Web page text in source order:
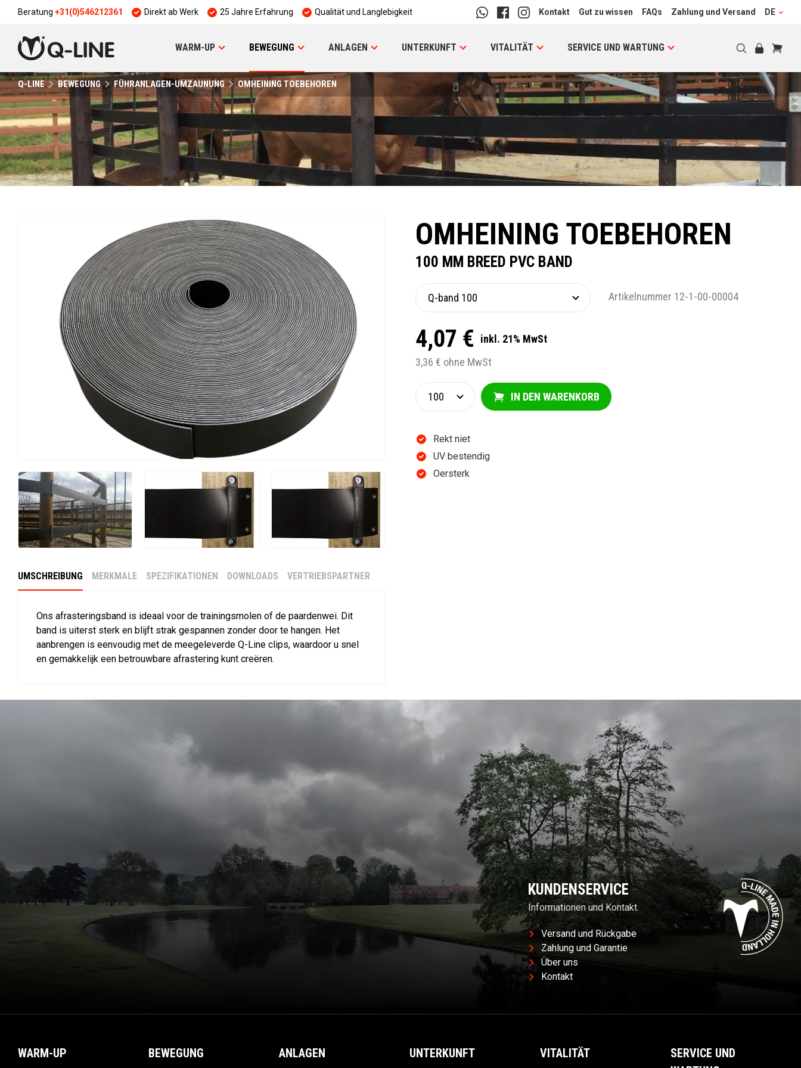
Beratung +31(0)546212361 Direkt ab Werk 25 Jahre Erfahrung Qualität und Langlebigkeit Kontakt Gut zu wissen FAQs Zahlung und Versand DE
WARM-UP BEWEGUNG ANLAGEN UNTERKUNFT VITALITÄT SERVICE UND WARTUNG
Q-LINE BEWEGUNG FÜHRANLAGEN-UMZAUNUNG OMHEINING TOEBEHOREN
OMHEINING TOEBEHOREN
100 MM BREED PVC BAND
Artikelnummer 12-1-00-00004
4,07 €
inkl. 21% MwSt
3,36 € ohne MwSt
IN DEN WARENKORB
Rekt niet
UV bestendig
Oersterk
UMSCHREIBUNG MERKMALE SPEZIFIKATIONEN DOWNLOADS VERTRIEBSPARTNER
Ons afrasteringsband is ideaal voor de trainingsmolen of de paardenwei. Dit
band is uiterst sterk en blijft strak gespannen zonder door te hangen. Het
aanbrengen is eenvoudig met de meegeleverde Q-Line clips, waardoor u snel
en gemakkelijk een betrouwbare afrastering kunt creëren.
KUNDENSERVICE
Informationen und Kontakt.
Versand und Rückgabe
Zahlung und Garantie
Über uns
Kontakt
WARM-UP BEWEGUNG ANLAGEN UNTERKUNFT VITALITÄT
SERVICE UND